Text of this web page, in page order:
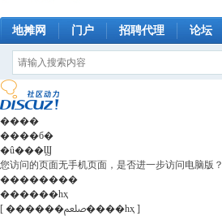
地摊网 门户 招聘代理 论坛
南昌
����
����б�
�û���Ϣ
您访问的页面无手机页面，是否进一步访问电脑版？
��������
������һҳ
[ ������ﷵ����һҳ ]